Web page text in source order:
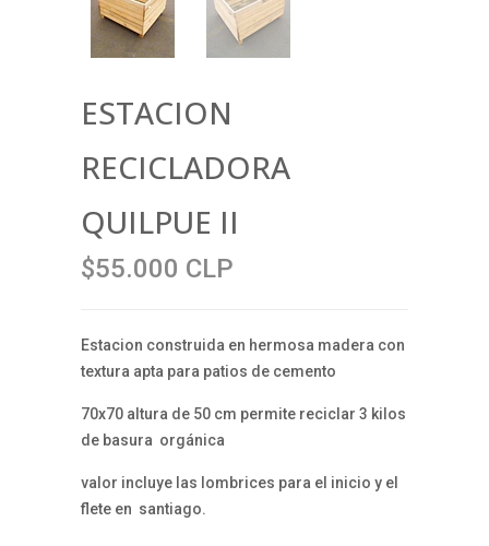
ESTACION
RECICLADORA
QUILPUE II
$55.000 CLP
Estacion construida en hermosa madera con
textura apta para patios de cemento
70x70 altura de 50 cm permite reciclar 3 kilos
de basura orgánica
valor incluye las lombrices para el inicio y el
flete en santiago.